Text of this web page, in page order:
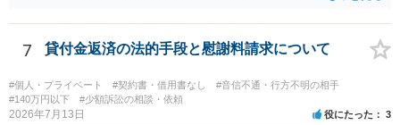
外に選択肢がない場合もあるでしょう。 このように、本件の紛争は、
法的には「当事者の合理的意思」がどこにあるのかを追求した解決が
必要になると思われます。なかなか難しい問題なので、弁護士によっ
ても回答は異なるかもしれません。
ろです。 LINEについても、詐欺の事案であれば照会できる可能性はあ
りますが、携帯電話の番号を経由する方法より難しくなります。 身元
を特定した後は、返金の理屈があるかどうかを確認していきます。 基
本的に贈与に該当する場合には返金請求ができません。 詐欺を含め、
当方に返金の理屈があるかどうかを確認していきます。 さらに、渡し
た金額について、裏付けがあるかどうかも精査します。 上記を経て、
7 貸付金返済の法的手段と慰謝料請求について
#個人・プライベート #契約書・借用書なし
#音信不通・行方不明の相手
#140万円以下
#少額訴訟の相談・依頼
2026年7月13日 役にたった 3